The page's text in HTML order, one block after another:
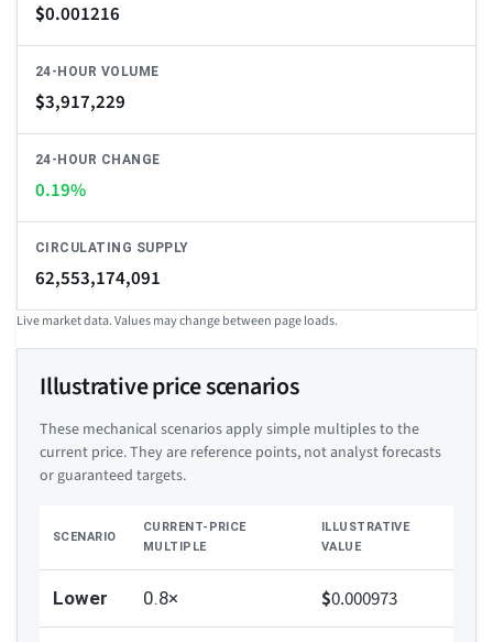
$0.001216
24-HOUR VOLUME
$3,917,229
24-HOUR CHANGE
0.19%
CIRCULATING SUPPLY
62,553,174,091
Live market data. Values may change between page loads.
Illustrative price scenarios
These mechanical scenarios apply simple multiples to the
current price. They are reference points, not analyst forecasts
or guaranteed targets.
SCENARIO
CURRENT-PRICE
MULTIPLE
ILLUSTRATIVE
VALUE
Lower 0.8× $0.000973